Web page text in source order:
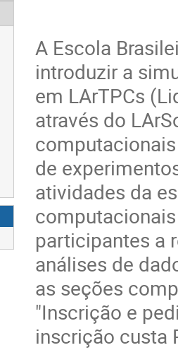
A Escola
introduzir a
em LArTPCs
através do
de
atividades da
participantes a
análises de
as seções
"Inscrição e
inscrição custa